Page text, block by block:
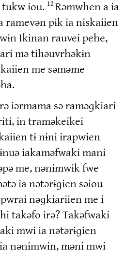
tukw iou. 12 Rəmwhen a ia
ramevən pɨk ia nɨskaiien
Ikinan rauvei pehe,
mə tihəuvrhəkɨn
me səməme
iərmama sə raməɡkiari
in traməkeikei
tɨ nɨni irapwien
iakaməfwaki mani
me, nənɨmwɨk fwe
ia nətərɨɡien səiou
nəɡkiariien me i
takəfo irə? Takəfwaki
mwi ia nətərɨɡien
nənɨmwɨn, məni mwi